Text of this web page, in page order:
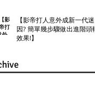
【影帝打人意外成新一代迷
因? 簡單幾步驟做出進階頭轉
效果!】